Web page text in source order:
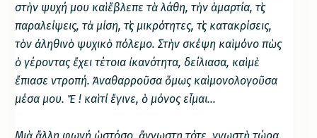
στὴν ψυχή μου καὶ ἔβλεπε τὰ λάθη, τὴν ἁμαρτία, τὶς
παραλείψεις, τὰ μίση, τὶς μικρότητες, τὶς κατακρίσεις,
τὸν ἀληθινὸ ψυχικὸ πόλεμο. Στὴν σκέψη καὶ μόνο πὼς
ὁ γέροντας ἔχει τέτοια ἰκανότητα, δείλιασα, καὶ μὲ
ἔπιασε ντροπή. Ἀναθαρροῦσα ὅμως καὶ μονολογοῦσα
μέσα μου. Ἔ ! καὶ τί ἔγινε, ὁ μόνος εἶμαι…
Μιὰ ἄλλη φωνή ὡστόσο, ἄγνωστη τότε, γνωστὴ τώρα